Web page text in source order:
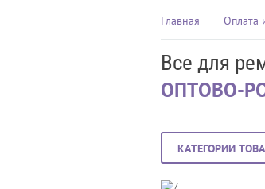
Главная Оплата
Все для
ОПТОВО-
КАТЕГОРИИ